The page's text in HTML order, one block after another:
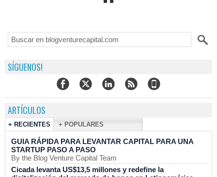
SÍGUENOS!
ARTÍCULOS
+ RECIENTES + POPULARES
GUIA RÁPIDA PARA LEVANTAR CAPITAL PARA UNA
STARTUP PASO A PASO
By the Blog Venture Capital Team
Cicada levanta US$13,5 millones y redefine la